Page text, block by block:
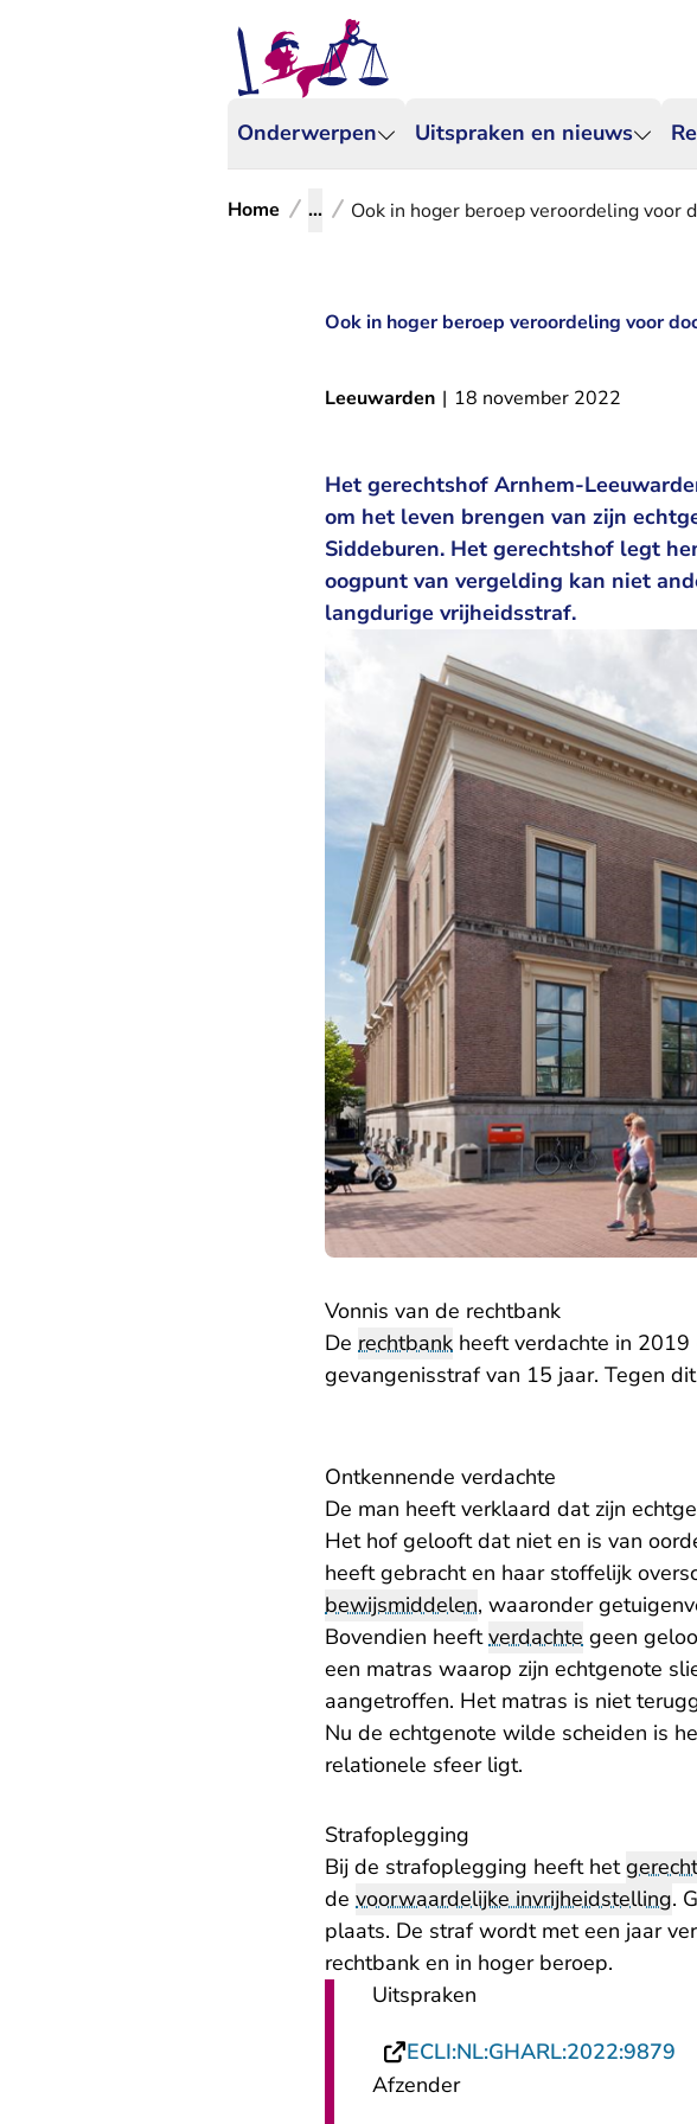
Onderwerpen Uitspraken en nieuws
Home ... Ook in hoger beroep veroordeling voor
Ook in hoger beroep veroordeling voor
Leeuwarden | 18 november 2022
Het gerechtshof Arnhem-
om het leven brengen van zijn
Siddeburen. Het gerechtshof legt
oogpunt van vergelding kan niet
langdurige vrijheidsstraf.
Vonnis van de rechtbank
De rechtbank heeft verdachte in 2019
gevangenisstraf van 15 jaar. Tegen
Ontkennende verdachte
De man heeft verklaard dat zijn
Het hof gelooft dat niet en is van
heeft gebracht en haar stoffelijk
bewijsmiddelen, waaronder
Bovendien heeftverdachte geen
een matras waarop zijn echtgenote
aangetroffen. Het matras is niet
Nu de echtgenote wilde scheiden is
relationele sfeer ligt.
Strafoplegging
Bij de strafoplegging heeft het
de voorwaardelijke invrijheidstelling.
plaats. De straf wordt met een jaar
rechtbank en in hoger beroep.
Uitspraken
ECLI:NL:GHARL:2022:9879
Afzender